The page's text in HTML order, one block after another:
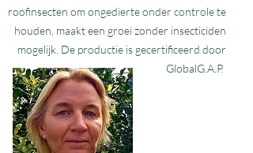
roofinsecten om ongedierte onder controle te
houden, maakt een groei zonder insecticiden
mogelijk. De productie is gecertificeerd door
GlobalG.A.P.